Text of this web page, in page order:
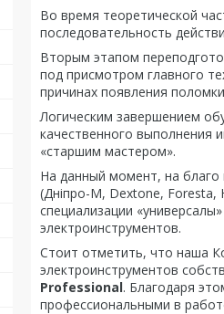
Во время теоретической
последовательность
Вторым этапом
под присмотром главного
причинах появления
Логическим завершением
качественного выполнения
«старшим мастером».
На данный момент, на благо
(Днiпро-М, Dextone, Foresta,
специализации
электроинструментов.
Стоит отметить, что наша
электроинструментов
Professional. Благодаря
профессиональными в